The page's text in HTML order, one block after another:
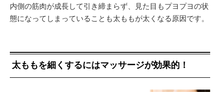
内側の筋肉が成長して引き締まらず、見た目もプヨプヨの状
態になってしまっていることも太ももが太くなる原因です。
太ももを細くするにはマッサージが効果的！